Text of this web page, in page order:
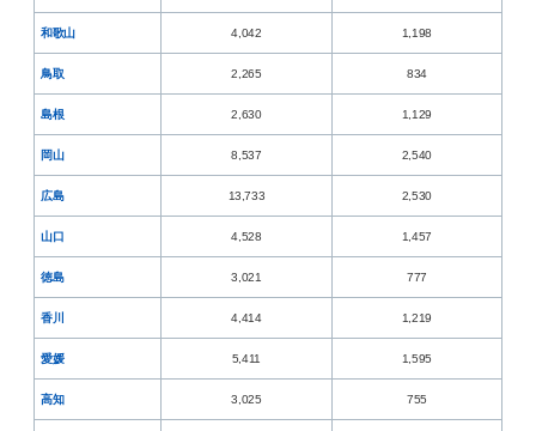
和歌山 4,042 1,198
鳥取 2,265 834
島根 2,630 1,129
岡山 8,537 2,540
広島 13,733 2,530
山口 4,528 1,457
徳島 3,021 777
香川 4,414 1,219
愛媛 5,411 1,595
高知 3,025 755